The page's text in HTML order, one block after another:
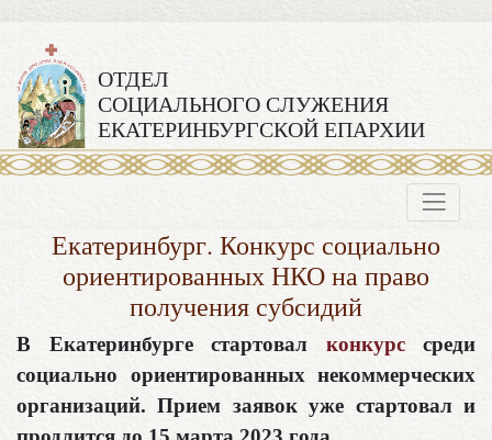
ОТДЕЛ
СОЦИАЛЬНОГО СЛУЖЕНИЯ
ЕКАТЕРИНБУРГСКОЙ ЕПАРХИИ
Екатеринбург. Конкурс социально
ориентированных НКО на право
получения субсидий
В Екатеринбурге стартовал конкурссреди
социально ориентированных некоммерческих
организаций. Прием заявок уже стартовал и